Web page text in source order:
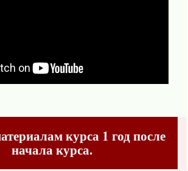
курса 1 год после
начала курса.